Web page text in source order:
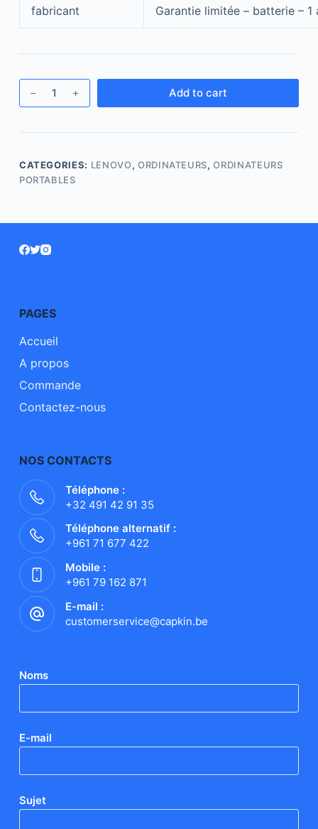
fabricant
Garantie limitée – batterie – 1
Add to cart
CATEGORIES: LENOVO, ORDINATEURS,ORDINATEURS
PORTABLES
PAGES
Accueil
A propos
Commande
Contactez-nous
NOS CONTACTS
Téléphone :
+32 491 42 91 35
Téléphone alternatif :
+961 71 677 422
Mobile :
+961 79 162 871
E-mail :
customerservice@capkin.be
Noms
E-mail
Sujet